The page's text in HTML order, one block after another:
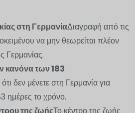
στη ΓερμανίαΔιαγραφή από τις
να μην θεωρείται πλέον
Γερμανίας.
κανόνα των 183
δεν μένετε στη Γερμανία για
ημέρες το χρόνο.